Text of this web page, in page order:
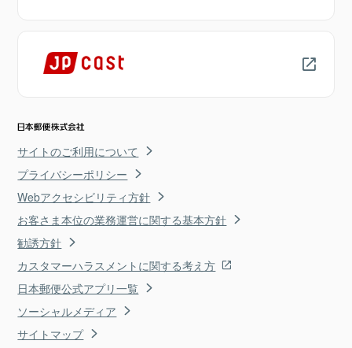
サイトのご利用について
プライバシーポリシー
Webアクセシビリティ方針
お客さま本位の業務運営に関する基本方針
勧誘方針
カスタマーハラスメントに関する考え方
日本郵便公式アプリ一覧
ソーシャルメディア
サイトマップ